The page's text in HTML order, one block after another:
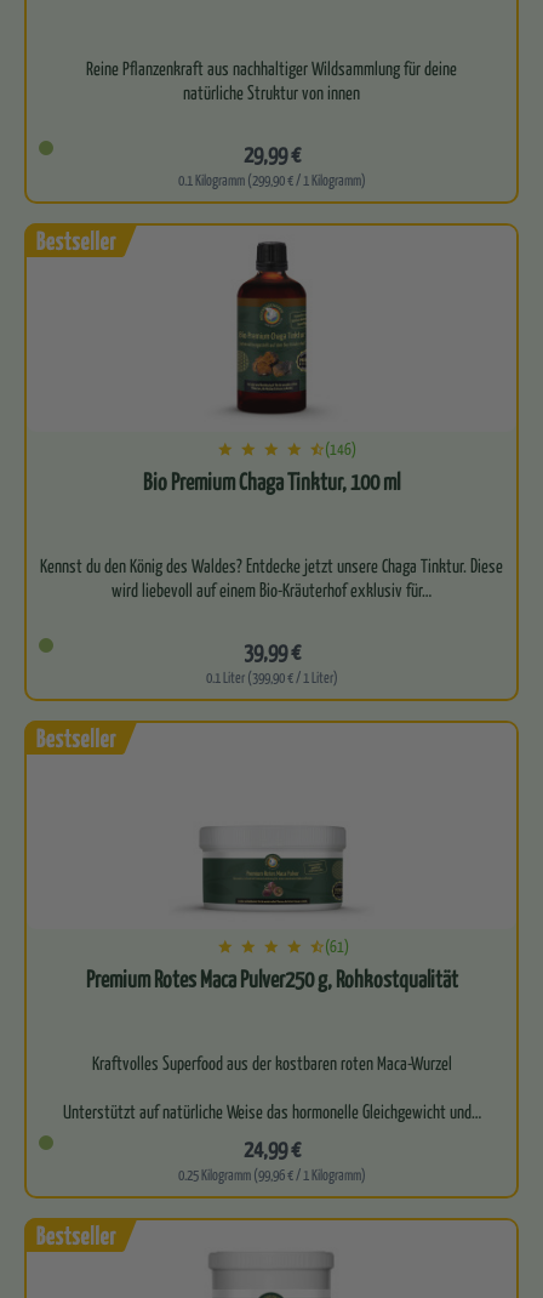
Reine Pflanzenkraft aus nachhaltiger Wildsammlung für deine
natürliche Struktur von innen
29,99 €
0.1 Kilogramm (299,90 € / 1 Kilogramm)
(146)
Bio Premium Chaga Tinktur, 100 ml
Kennst du den König des Waldes? Entdecke jetzt unsere Chaga Tinktur. Diese
39,99 €
0.1 Liter (399,90 € / 1 Liter)
(61)
Premium Rotes Maca Pulver250 g, Rohkostqualität
Kraftvolles Superfood aus der kostbaren roten Maca-Wurzel
Unterstützt auf natürliche Weise das hormonelle Gleichgewicht und…
24,99 €
0.25 Kilogramm (99,96 € / 1 Kilogramm)